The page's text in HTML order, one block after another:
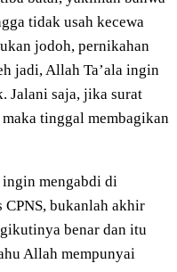
tidak usah kecewa
jodoh, pernikahan
jadi, Allah Ta’ala ingin
Jalani saja, jika surat
tinggal membagikan
mengabdi di
bukanlah akhir
benar dan itu
Allah mempunyai